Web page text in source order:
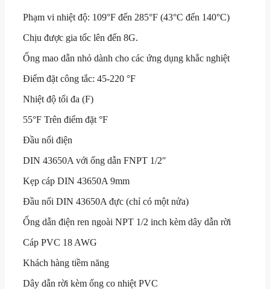
Phạm vi nhiệt độ: 109°F đến 285°F (43°C đến 140°C)
Chịu được gia tốc lên đến 8G.
Ống mao dẫn nhỏ dành cho các ứng dụng khắc nghiệt
Điểm đặt công tắc: 45-220 °F
Nhiệt độ tối đa (F)
55°F Trên điểm đặt °F
Đầu nối điện
DIN 43650A với ống dẫn FNPT 1/2″
Kẹp cáp DIN 43650A 9mm
Đầu nối DIN 43650A đực (chỉ có một nửa)
Ống dẫn điện ren ngoài NPT 1/2 inch kèm dây dẫn rời
Cáp PVC 18 AWG
Khách hàng tiềm năng
Dây dẫn rời kèm ống co nhiệt PVC